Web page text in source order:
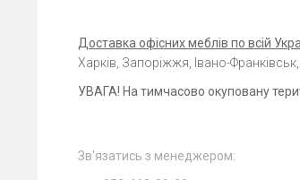
Доставка офісних меблів по всій
Харків, Запоріжжя, Івано-
УВАГА! На тимчасово окуповану
Зв'язатись з менеджером: